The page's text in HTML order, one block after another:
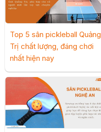
Top 5 sân pickleball Quảng
Trị chất lượng, đáng chơi
nhất hiện nay